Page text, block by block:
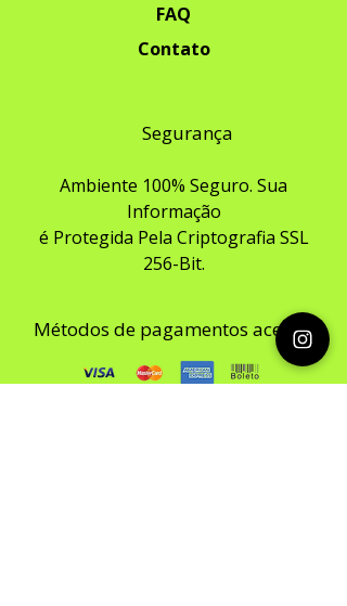
FAQ
Contato
Segurança
Ambiente 100% Seguro. Sua
Informação
é Protegida Pela Criptografia SSL
256-Bit.
Métodos de pagamentos aceitos